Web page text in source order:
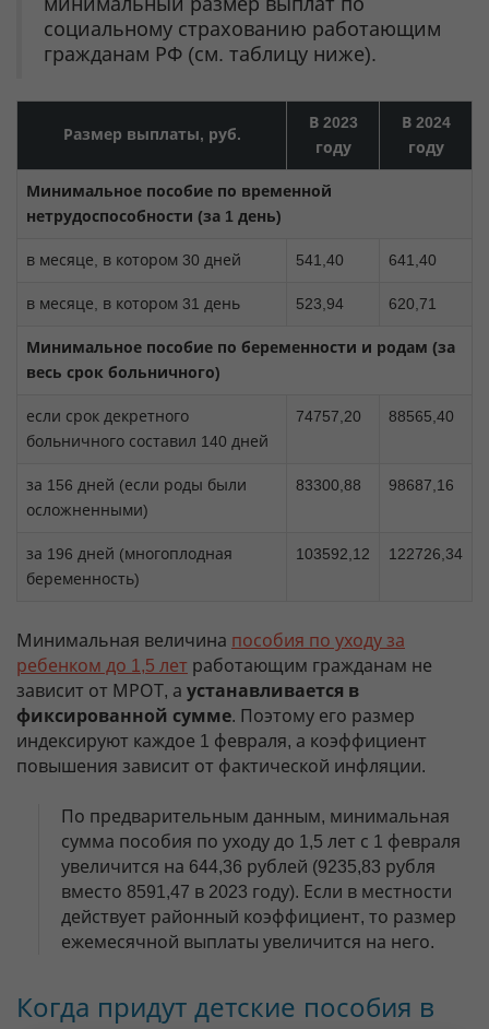
минимальный размер выплат по
социальному страхованию работающим
гражданам РФ (см. таблицу ниже).
Размер выплаты, руб.
В 2023
году
В 2024
году
Минимальное пособие по временной
нетрудоспособности (за 1 день)
в месяце, в котором 30 дней 541,40 641,40
в месяце, в котором 31 день 523,94 620,71
Минимальное пособие по беременности и родам (за
весь срок больничного)
если срок декретного
больничного составил 140 дней
74757,20 88565,40
за 156 дней (если роды были
осложненными)
83300,88 98687,16
за 196 дней (многоплодная
беременность)
103592,12 122726,34
Минимальная величина пособия по уходу за
ребенком до 1,5 лет работающим гражданам не
зависит от МРОТ, а устанавливается в
фиксированной сумме. Поэтому его размер
индексируют каждое 1 февраля, а коэффициент
повышения зависит от фактической инфляции.
По предварительным данным, минимальная
сумма пособия по уходу до 1,5 лет с 1 февраля
увеличится на 644,36 рублей (9235,83 рубля
вместо 8591,47 в 2023 году). Если в местности
действует районный коэффициент, то размер
ежемесячной выплаты увеличится на него.
Когда придут детские пособия в